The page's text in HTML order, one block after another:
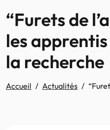
“Furets de
les
la recherche
Accueil Actualités